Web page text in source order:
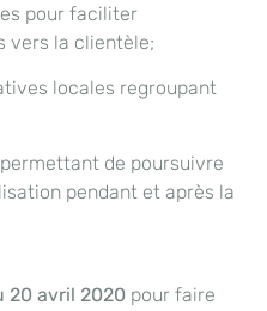
pour faciliter
vers la clientèle;
locales regroupant
de poursuivre
pendant et après la
20 avril 2020 pour faire